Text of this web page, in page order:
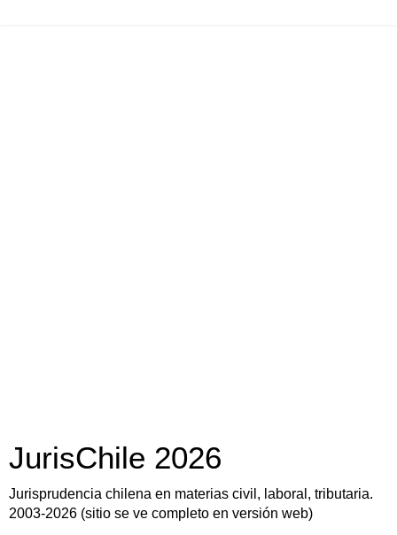
JurisChile 2026
Jurisprudencia chilena en materias civil, laboral, tributaria.
2003-2026 (sitio se ve completo en versión web)